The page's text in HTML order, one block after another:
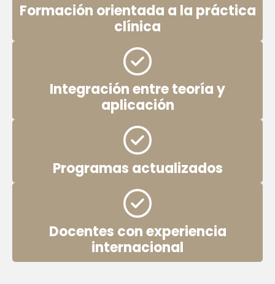
Formación orientada a la práctica
clínica
Integración entre teoría y
aplicación
Programas actualizados
Docentes con experiencia
internacional